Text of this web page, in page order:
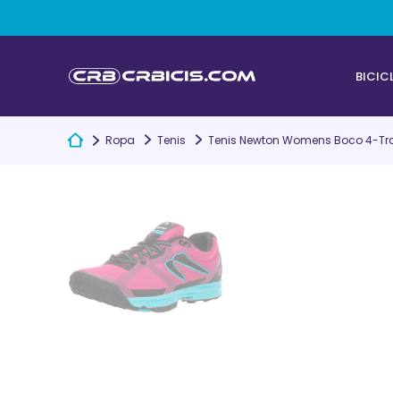
Ropa Tenis Tenis Newton Womens Boco 4-